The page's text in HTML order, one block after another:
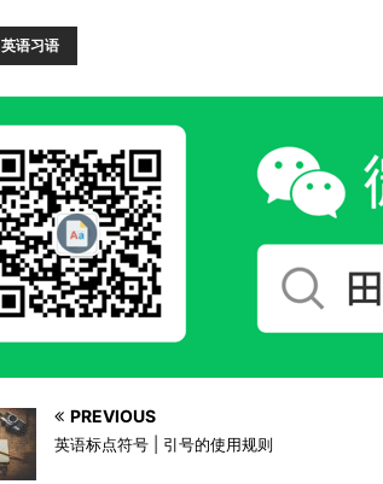
英语习语
PREVIOUS
英语标点符号 | 引号的使用规则